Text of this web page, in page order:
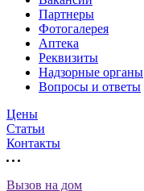
Партнеры
Фотогалерея
Аптека
Реквизиты
Надзорные органы
Вопросы и ответы
Цены
Статьи
Контакты
Вызов на дом